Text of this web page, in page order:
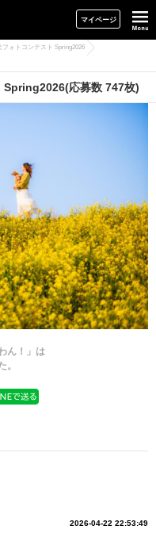
マイページ
ォトコンテスト Spring2026
Spring2026(応募数 747枚)
ん！」は
。
2026-04-22 22:53:49